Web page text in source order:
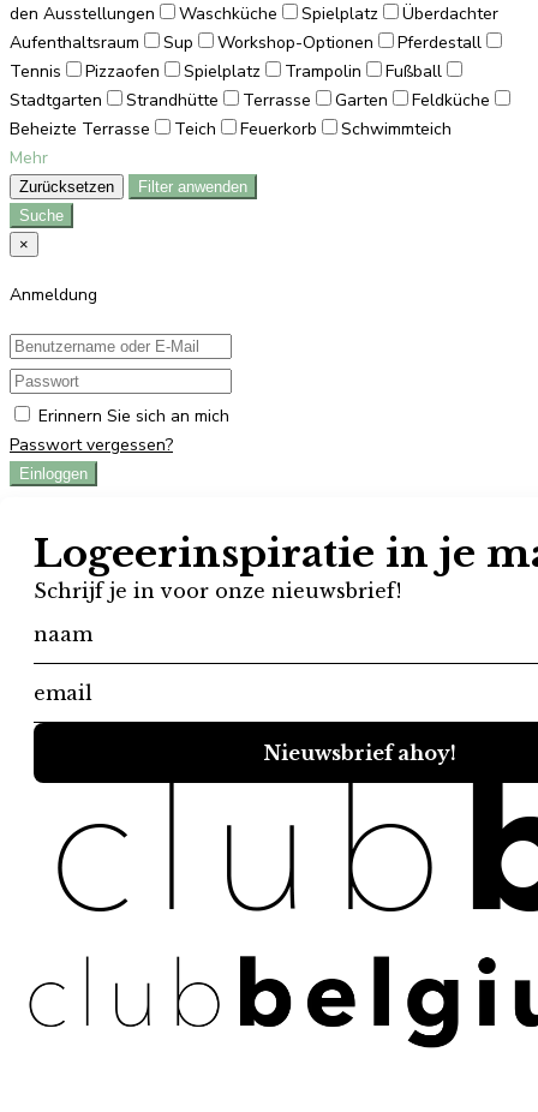
den Ausstellungen
Waschküche Spielplatz
Überdachter
Aufenthaltsraum
Sup Workshop-Optionen
Pferdestall
Tennis
Pizzaofen Spielplatz Trampolin
Fußball
Stadtgarten
Strandhütte Terrasse Garten
Feldküche
Beheizte Terrasse
Teich Feuerkorb
Schwimmteich
Mehr
Zurücksetzen
Filter anwenden
Suche
×
Anmeldung
Erinnern Sie sich an mich
Passwort vergessen?
Einloggen
Die Benutzerregistrierung ist auf dieser Website deaktiviert.
Sie erhalten einen Link zum Erstellen eines neuen Passworts per
E-Mail.
Compare listings